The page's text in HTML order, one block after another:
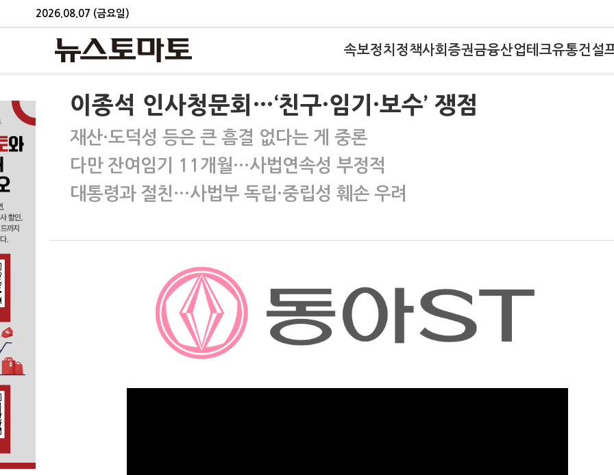
2026.08.07 (금요일)
속보정치 정책사회 증권금융산업테크유통건설
이종석 인사청문회…‘친구·임기·보수’ 쟁점
재산·도덕성 등은 큰 흠결 없다는 게 중론
다만 잔여임기 11개월…사법연속성 부정적
대통령과 절친…사법부 독립·중립성 훼손 우려